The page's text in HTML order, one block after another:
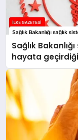
Sağlık
hayata geçirdiği